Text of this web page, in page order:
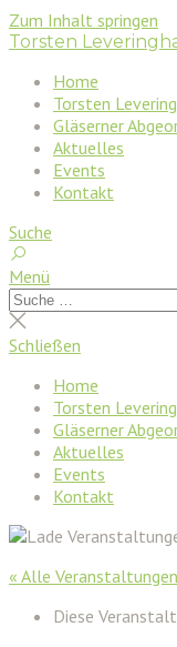
Zum Inhalt springen
Torsten
Home
Torsten
Gläserner
Aktuelles
Events
Kontakt
Suche
Menü
Suchen
nach:
Suche
schließen
Schließen
Home
Torsten
Gläserner
Aktuelles
Events
Kontakt
« Alle Veranstaltungen
Diese